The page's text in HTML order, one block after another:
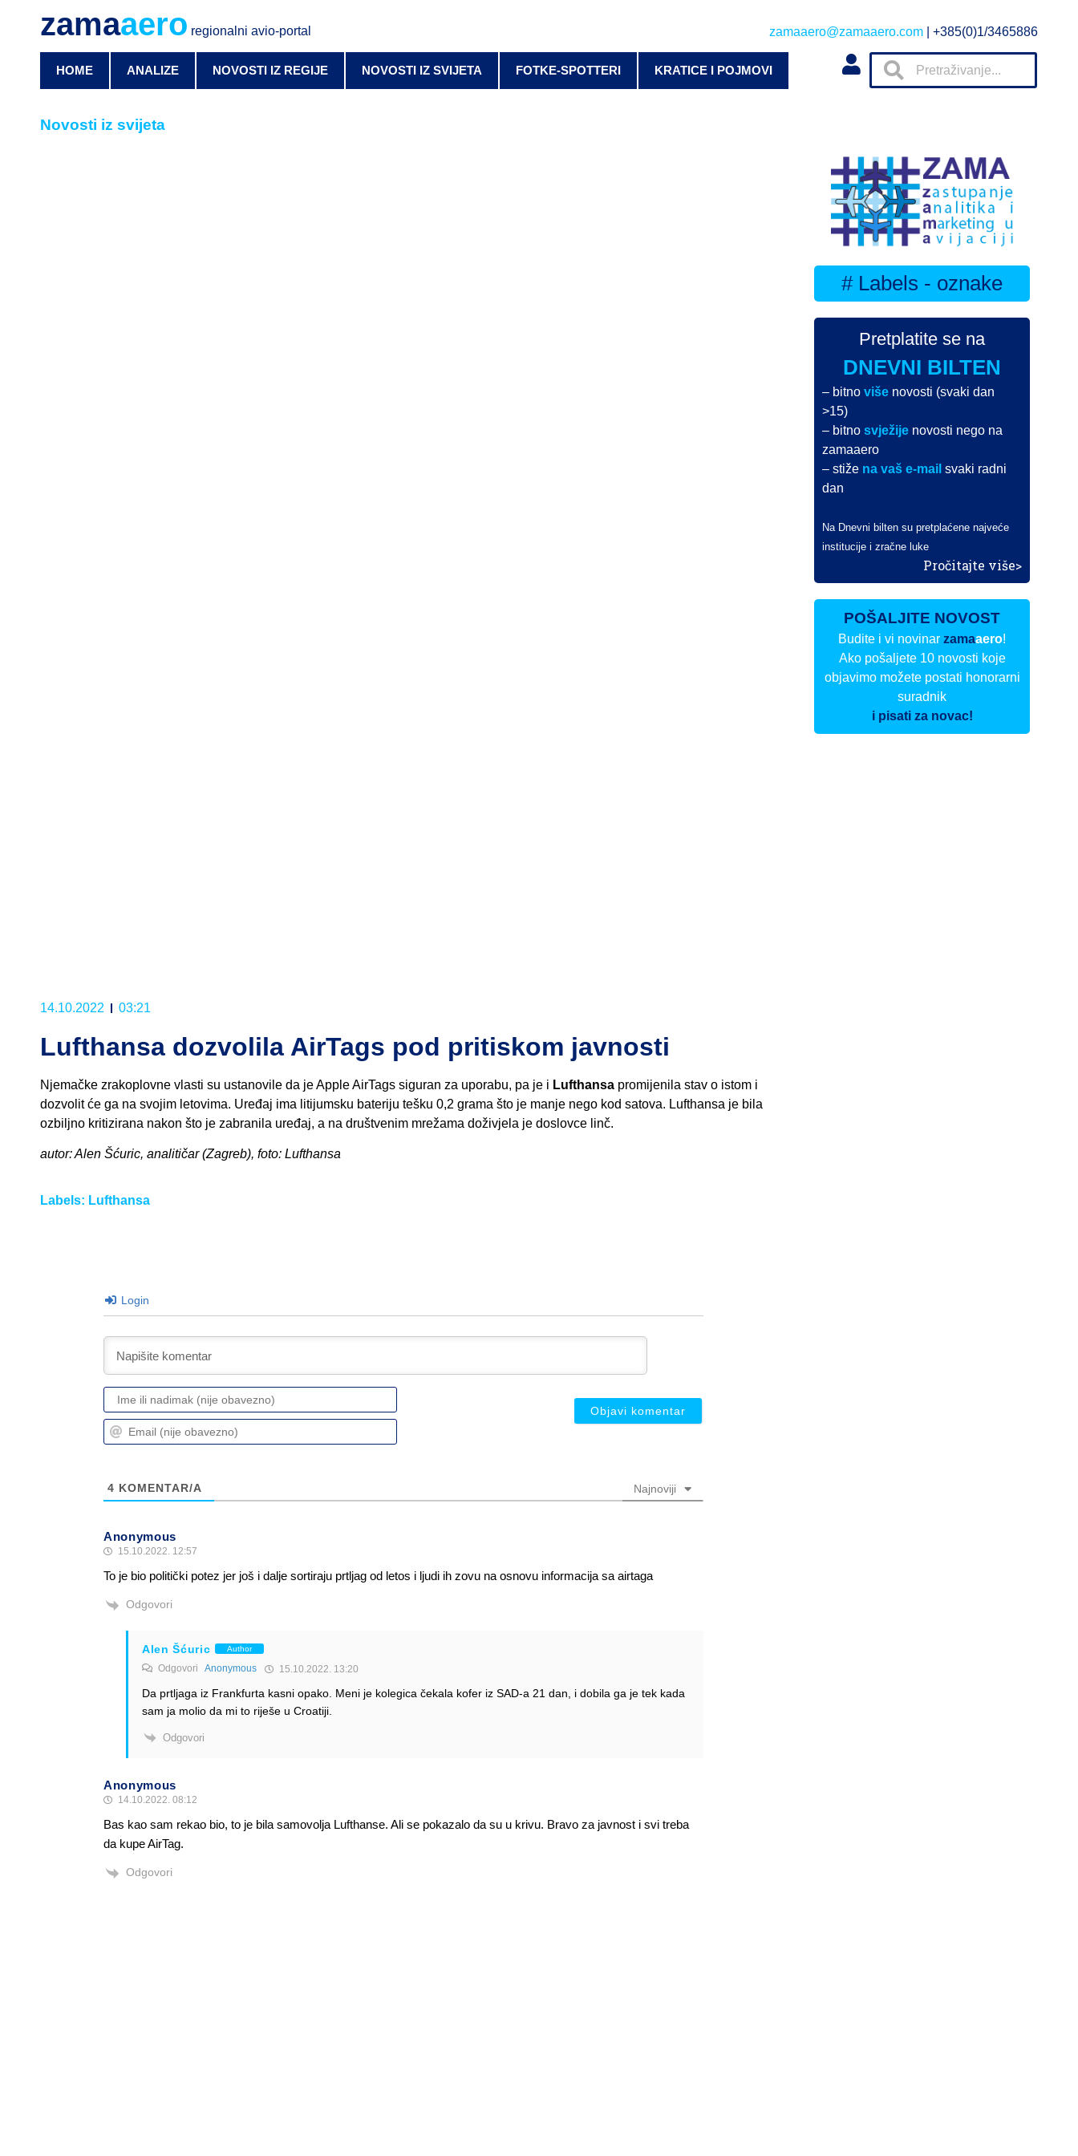
zamaaero regionalni avio-portal zamaaero@zamaaero.com | +385(0)1/3465886
HOME ANALIZE NOVOSTI IZ REGIJE NOVOSTI IZ SVIJETA FOTKE-SPOTTERI KRATICE I POJMOVI
Novosti iz svijeta
14.10.2022 03:21
Lufthansa dozvolila AirTags pod pritiskom javnosti
Njemačke zrakoplovne vlasti su ustanovile da je Apple AirTags siguran za uporabu, pa je i Lufthansa promijenila stav o istom i
dozvolit će ga na svojim letovima. Uređaj ima litijumsku bateriju tešku 0,2 grama što je manje nego kod satova. Lufthansa je bila
ozbiljno kritizirana nakon što je zabranila uređaj, a na društvenim mrežama doživjela je doslovce linč.
autor: Alen Šćuric, analitičar (Zagreb), foto: Lufthansa
Labels: Lufthansa
Login
Ime
ili
nadimak
Email
(nije
4 KOMENTAR/A Najnoviji
Anonymous
15.10.2022. 12:57
To je bio politički potez jer još i dalje sortiraju prtljag od letos i ljudi ih zovu na osnovu informacija sa airtaga
Odgovori
Alen Šćuric Author
Odgovori Anonymous 15.10.2022. 13:20
Da prtljaga iz Frankfurta kasni opako. Meni je kolegica čekala kofer iz SAD-a 21 dan, i dobila ga je tek kada
sam ja molio da mi to riješe u Croatiji.
Odgovori
Anonymous
14.10.2022. 08:12
Bas kao sam rekao bio, to je bila samovolja Lufthanse. Ali se pokazalo da su u krivu. Bravo za javnost i svi treba
da kupe AirTag.
Odgovori
# Labels - oznake
Pretplatite se na
DNEVNI BILTEN
– bitnoviše novosti (svaki dan
>15)
– bitnosvježije novosti nego na
zamaaero
– stiže na vaš e-mail svaki radni
dan
Na Dnevni bilten su pretplaćene najveće
institucije i zračne luke
Pročitajte više>
POŠALJITE NOVOST
Budite i vi novinarzamaaero!
Ako pošaljete 10 novosti koje
objavimo možete postati honorarni
suradnik
i pisati za novac!